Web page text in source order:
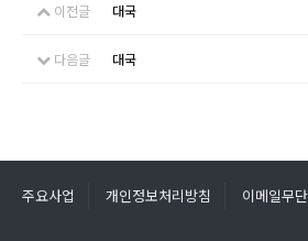
이전글 대국
다음글 대국
주요사업 개인정보처리방침 이메일무